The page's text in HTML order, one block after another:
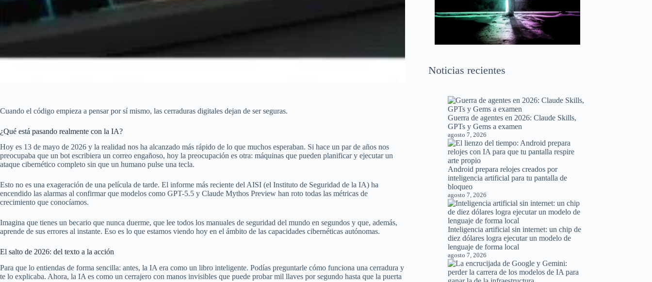
Cuando el código empieza a pensar por sí mismo, las cerraduras digitales dejan de ser seguras.
¿Qué está pasando realmente con la IA?
Hoy es 13 de mayo de 2026 y la realidad nos ha alcanzado más rápido de lo que muchos esperaban. Si hace un par de años nos
preocupaba que un bot escribiera un correo engañoso, hoy la preocupación es otra: máquinas que pueden planificar y ejecutar un
ataque cibernético completo sin que un humano pulse una tecla.
Esto no es una exageración de una película de tarde. El informe más reciente del AISI (el Instituto de Seguridad de la IA) ha
encendido las alarmas al confirmar que modelos como GPT-5.5 y Claude Mythos Preview han roto todas las métricas de
crecimiento que conocíamos.
Imagina que tienes un becario que nunca duerme, que lee todos los manuales de seguridad del mundo en segundos y que, además,
aprende de sus errores al instante. Eso es lo que estamos viendo hoy en el ámbito de las capacidades cibernéticas autónomas.
El salto de 2026: del texto a la acción
Para que lo entiendas de forma sencilla: antes, la IA era como un libro inteligente. Podías preguntarle cómo funciona una cerradura y
te lo explicaba. Ahora, la IA es como un cerrajero con manos invisibles que puede probar mil llaves por segundo hasta que la puerta
Noticias recientes
Guerra de agentes en 2026: Claude Skills,
GPTs y Gems a examen
agosto 7, 2026
Android prepara relojes creados por
inteligencia artificial para tu pantalla de
bloqueo
agosto 7, 2026
Inteligencia artificial sin internet: un chip de
diez dólares logra ejecutar un modelo de
lenguaje de forma local
agosto 7, 2026